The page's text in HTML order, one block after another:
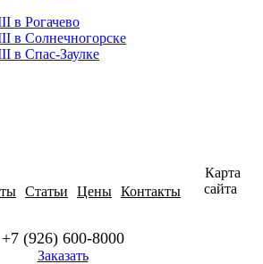
в Рогачево
в Солнечногорске
в Спас-Заулке
Статьи Цены Контакты
Карта
сайта
+7 (926) 600-8000
Заказать